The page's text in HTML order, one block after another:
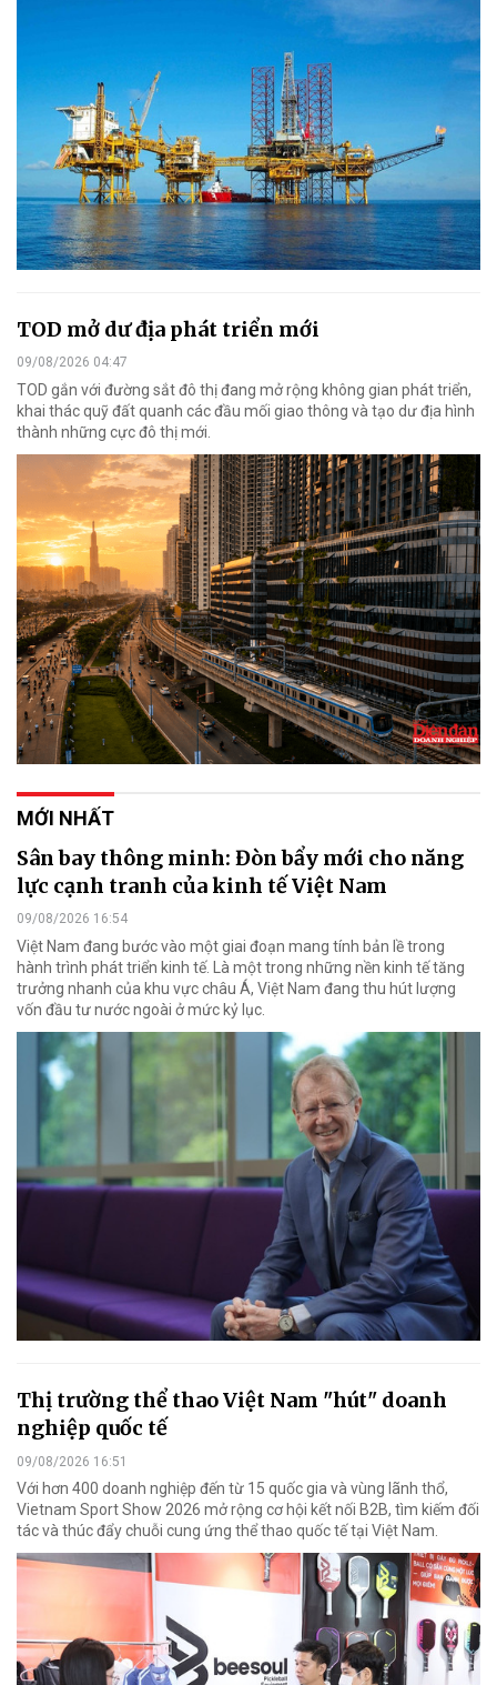
TOD mở dư địa phát triển mới
09/08/2026 04:47
TOD gắn với đường sắt đô thị đang mở rộng không gian phát triển,
khai thác quỹ đất quanh các đầu mối giao thông và tạo dư địa hình
thành những cực đô thị mới.
MỚI NHẤT
Sân bay thông minh: Đòn bẩy mới cho năng
lực cạnh tranh của kinh tế Việt Nam
09/08/2026 16:54
Việt Nam đang bước vào một giai đoạn mang tính bản lề trong
hành trình phát triển kinh tế. Là một trong những nền kinh tế tăng
trưởng nhanh của khu vực châu Á, Việt Nam đang thu hút lượng
vốn đầu tư nước ngoài ở mức kỷ lục.
Thị trường thể thao Việt Nam "hút" doanh
nghiệp quốc tế
09/08/2026 16:51
Với hơn 400 doanh nghiệp đến từ 15 quốc gia và vùng lãnh thổ,
Vietnam Sport Show 2026 mở rộng cơ hội kết nối B2B, tìm kiếm đối
tác và thúc đẩy chuỗi cung ứng thể thao quốc tế tại Việt Nam.